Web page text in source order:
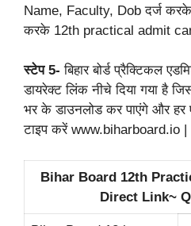
Name, Faculty, Dob दर्ज
करके 12th practical admit
स्टेप 5- बिहार बोर्ड प्रैक्टिकल
डायरेक्ट लिंक नीचे दिया गया है
भर के डाउनलोड कर पाएंगे और
टाइप करें www.biharboard.io |
Bihar Board 12th
Direct Link~